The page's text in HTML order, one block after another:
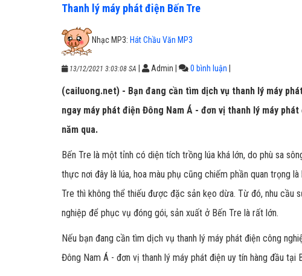
Thanh lý máy phát điện Bến Tre
Nhạc MP3: Hát Chầu Văn MP3
13/12/2021 3:03:08 SA Admin 0 bình luận
(cailuong.net) - Bạn đang cần tìm dịch vụ thanh lý máy
ngay máy phát điện Đông Nam Á - đơn vị thanh lý máy
năm qua.
Bến Tre là một tỉnh có diện tích trồng lúa khá lớn, do phù sa
thực nơi đây là lúa, hoa màu phụ cũng chiếm phần quan trọng
Tre thì không thể thiếu được đặc sản kẹo dừa. Từ đó, nhu cầu
nghiệp để phục vụ đóng gói, sản xuất ở Bến Tre là rất lớn.
Nếu bạn đang cần tìm dịch vụ thanh lý máy phát điện công
Đông Nam Á - đơn vị thanh lý máy phát điện uy tín hàng đầu tại